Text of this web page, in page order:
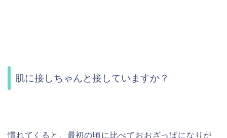
肌に接しちゃんと接していますか？
慣れてくると、最初の頃に比べておおざっぱになりが